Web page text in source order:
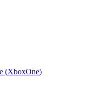
(XboxOne)